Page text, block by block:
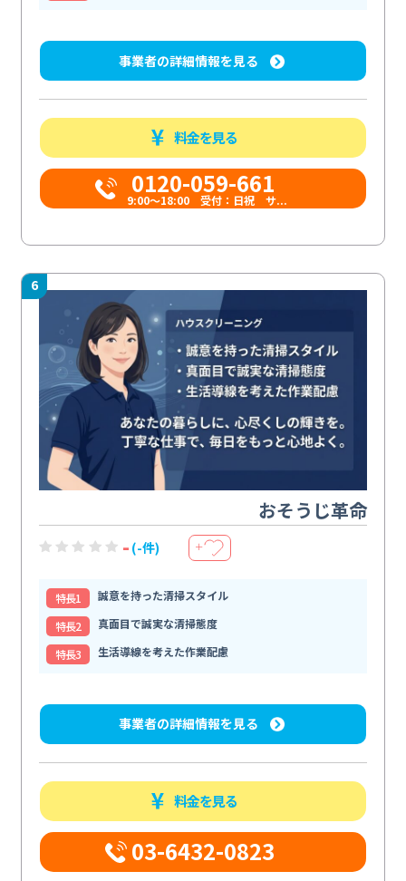
事業者の詳細情報を見る
料金を見る
0120-059-661
9:00〜18:00 受付：日祝 サ...
6
おそうじ革命
- (-件) ＋
特⻑1
誠意を持った清掃スタイル
特⻑2
真面目で誠実な清掃態度
特⻑3
生活導線を考えた作業配慮
事業者の詳細情報を見る
料金を見る
03-6432-0823